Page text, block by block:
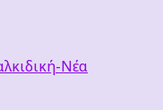
Νέα